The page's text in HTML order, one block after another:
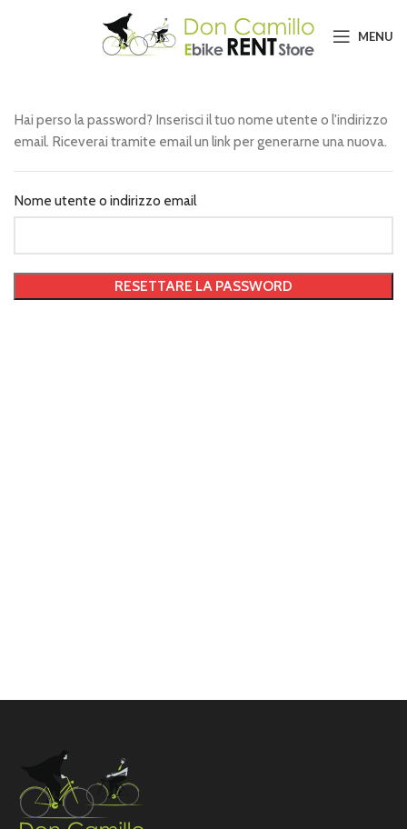
MENU
Hai perso la password? Inserisci il tuo nome utente o l'indirizzo
email. Riceverai tramite email un link per generarne una nuova.
Nome utente o indirizzo email
RESETTARE LA PASSWORD